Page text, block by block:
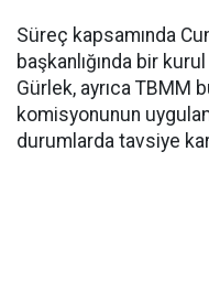
Süreç kapsamında
başkanlığında bir
Gürlek, ayrıca TBMM
komisyonunun
durumlarda tavsiye